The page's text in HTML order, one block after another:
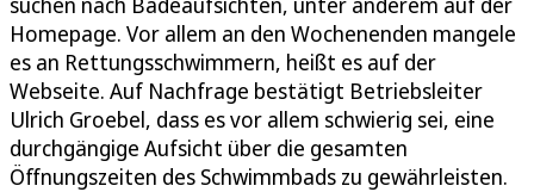
Homepage. Vor allem an den Wochenenden mangele
es an Rettungsschwimmern, heißt es auf der
Webseite. Auf Nachfrage bestätigt Betriebsleiter
Ulrich Groebel, dass es vor allem schwierig sei, eine
durchgängige Aufsicht über die gesamten
Öffnungszeiten des Schwimmbads zu gewährleisten.